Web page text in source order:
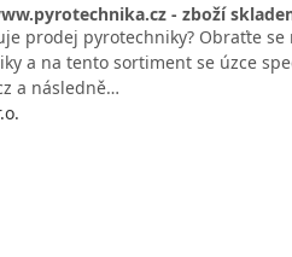
- zboží
prodej pyrotechniky? Obraťte se
a na tento sortiment se úzce
a následně…